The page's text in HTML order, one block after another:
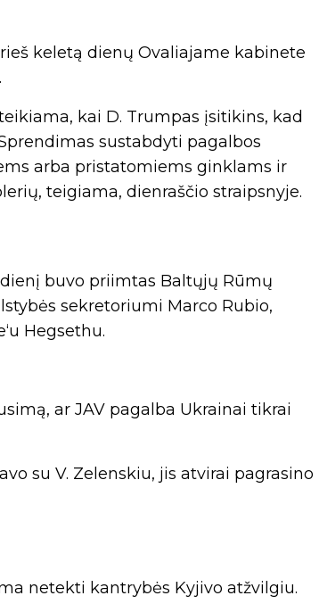
keletą dienų Ovaliajame kabinete
kai D. Trumpas įsitikins, kad
sustabdyti pagalbos
arba pristatomiems ginklams ir
teigiama, dienraščio straipsnyje.
buvo priimtas Baltųjų Rūmų
sekretoriumi Marco Rubio,
Hegsethu.
ar JAV pagalba Ukrainai tikrai
su V. Zelenskiu, jis atvirai pagrasino
netekti kantrybės Kyjivo atžvilgiu.